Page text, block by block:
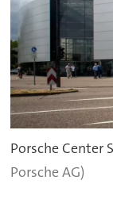
Porsche Center
Porsche AG)